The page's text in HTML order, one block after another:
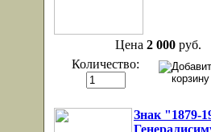
Цена 2 000 руб.
Количество:
Знак "1879-